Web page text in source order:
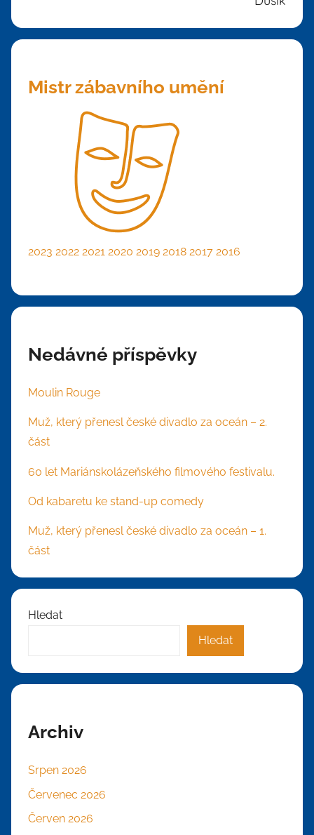
Mistr zábavního umění
2023 2022 2021 2020 2019 2018 2017 2016
Nedávné příspěvky
Moulin Rouge
Muž, který přenesl české divadlo za oceán – 2.
část
60 let Mariánskolázeňského filmového festivalu.
Od kabaretu ke stand-up comedy
Muž, který přenesl české divadlo za oceán – 1.
část
Hledat
Hledat
Archiv
Srpen 2026
Červenec 2026
Červen 2026